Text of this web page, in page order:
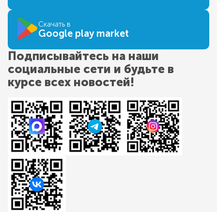
Скачать в
Google play market
Подписывайтесь на наши
социальные сети и будьте в
курсе всех новостей!